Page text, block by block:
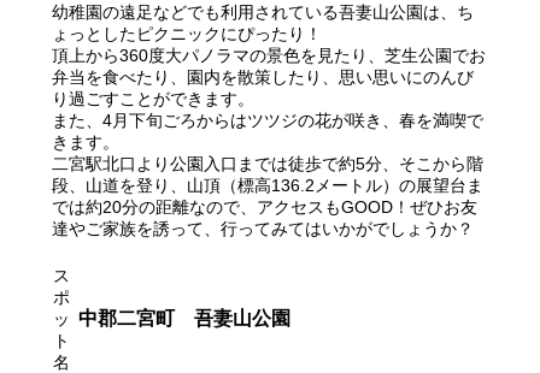
商店街
幼稚園の遠足などでも利用されている吾妻山公園は、ち
ょっとしたピクニックにぴったり！
頂上から360度大パノラマの景色を見たり、芝生公園でお
弁当を食べたり、園内を散策したり、思い思いにのんび
り過ごすことができます。
また、4月下旬ごろからはツツジの花が咲き、春を満喫で
きます。
二宮駅北口より公園入口までは徒歩で約5分、そこから階
段、山道を登り、山頂（標高136.2メートル）の展望台ま
では約20分の距離なので、アクセスもGOOD！ぜひお友
達やご家族を誘って、行ってみてはいかがでしょうか？
ス
ポ
ッ
ト
名
中郡二宮町 吾妻山公園